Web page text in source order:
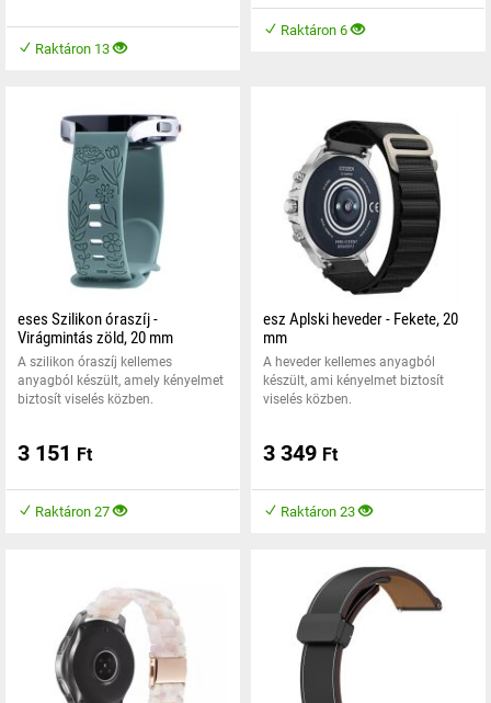
Raktáron 13
Raktáron 6
eses Szilikon óraszíj -
Virágmintás zöld, 20 mm
A szilikon óraszíj kellemes
anyagból készült, amely kényelmet
biztosít viselés közben.
3 151 Ft
Raktáron 27
esz Aplski heveder - Fekete, 20
mm
A heveder kellemes anyagból
készült, ami kényelmet biztosít
viselés közben.
3 349 Ft
Raktáron 23